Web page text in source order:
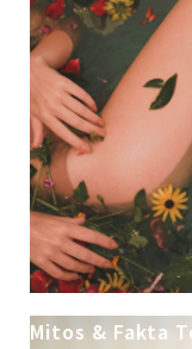
Mitos & Fakta